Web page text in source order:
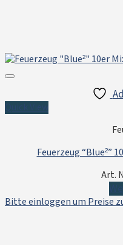
Feuerzeug “Blue²”
Art.
Bitte einloggen um Preise